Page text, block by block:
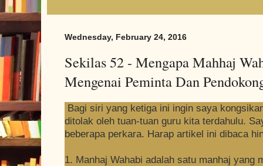
Wednesday, February 24, 2016
Sekilas 52 - Mengapa Mahhaj
Mengenai Peminta Dan
Bagi siri yang ketiga ini ingin saya
ditolak oleh tuan-tuan guru kita terdahulu.
beberapa perkara. Harap artikel ini dibaca
1. Manhaj Wahabi adalah satu manhaj yang